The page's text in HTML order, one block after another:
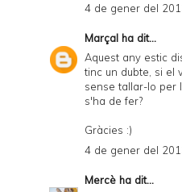
4 de gener del
Marçal ha dit...
Aquest any estic
tinc un dubte, si el
sense tallar-lo per
s'ha de fer?
Gràcies :)
4 de gener del
Mercè ha dit...